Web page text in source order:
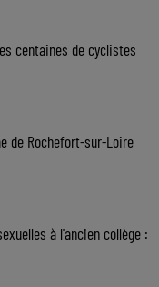
centaines de cyclistes
de Rochefort-sur-Loire
à l'ancien collège :